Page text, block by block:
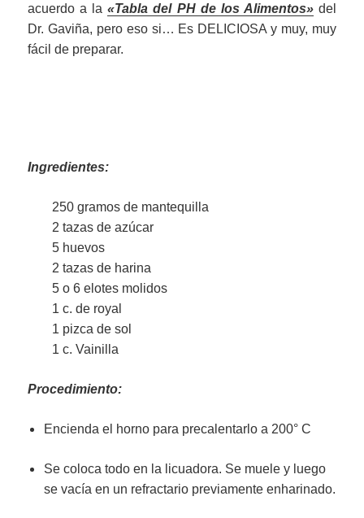
acuerdo a la«Tabla del PH de los Alimentos»del
Dr. Gaviña, pero eso si… Es DELICIOSA y muy, muy
fácil de preparar.
Ingredientes:
250 gramos de mantequilla
2 tazas de azúcar
5 huevos
2 tazas de harina
5 o 6 elotes molidos
1 c. de royal
1 pizca de sol
1 c. Vainilla
Procedimiento:
Encienda el horno para precalentarlo a 200° C
Se coloca todo en la licuadora. Se muele y luego
se vacía en un refractario previamente enharinado.